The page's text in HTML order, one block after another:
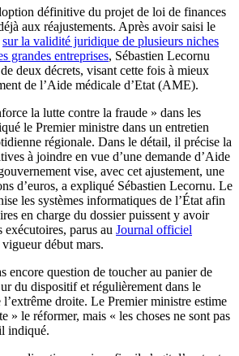
définitive du projet de loi de finances
aux réajustements. Après avoir saisi le
sur la validité juridique de plusieurs niches
grandes entreprises, Sébastien Lecornu
deux décrets, visant cette fois à mieux
de l’Aide médicale d’Etat (AME).
la lutte contre la fraude » dans les
le Premier ministre dans un entretien
régionale. Dans le détail, il précise la
à joindre en vue d’une demande d’Aide
vise, avec cet ajustement, une
d’euros, a expliqué Sébastien Lecornu. Le
les systèmes informatiques de l’État afin
en charge du dossier puissent y avoir
exécutoires, parus au Journal officiel
début mars.
encore question de toucher au panier de
du dispositif et régulièrement dans le
droite. Le Premier ministre estime
» le réformer, mais « les choses ne sont pas
indiqué.